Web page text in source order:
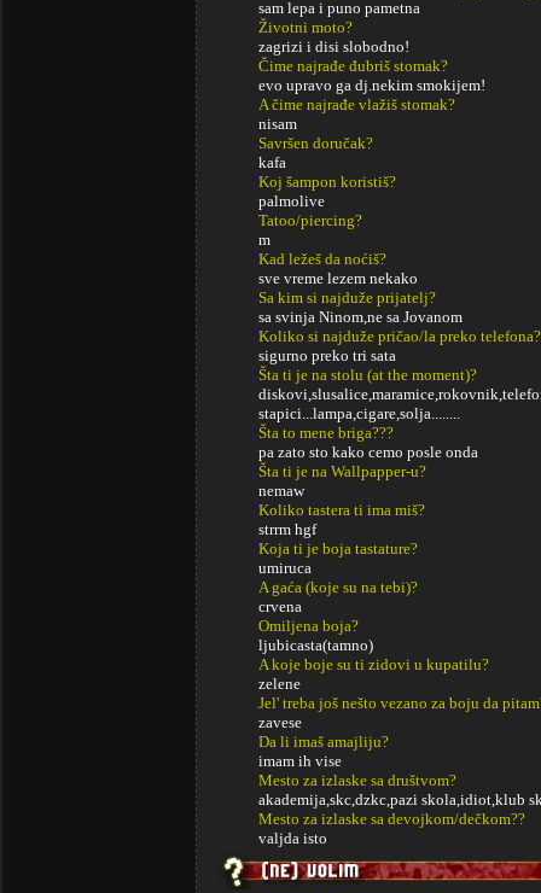
sam lepa i puno pametna
Životni moto?
zagrizi i disi slobodno!
Čime najrađe đubriš stomak?
evo upravo ga dj.nekim smokijem!
A čime najrađe vlažiš stomak?
nisam
Savršen doručak?
kafa
Koj šampon koristiš?
palmolive
Tatoo/piercing?
m
Kad ležeš da noćiš?
sve vreme lezem nekako
Sa kim si najduže prijatelj?
sa svinja Ninom,ne sa Jovanom
Koliko si najduže pričao/la preko telefona?
sigurno preko tri sata
Šta ti je na stolu (at the moment)?
stapici...lampa,cigare,solja........
Šta to mene briga???
pa zato sto kako cemo posle onda
Šta ti je na Wallpapper-u?
nemaw
Koliko tastera ti ima miš?
strrm hgf
Koja ti je boja tastature?
umiruca
A gaća (koje su na tebi)?
crvena
Omiljena boja?
ljubicasta(tamno)
A koje boje su ti zidovi u kupatilu?
zelene
Jel' treba još nešto vezano za boju da
zavese
Da li imaš amajliju?
imam ih vise
Mesto za izlaske sa društvom?
akademija,skc,dzkc,pazi skola,idiot,klub
Mesto za izlaske sa devojkom/dečkom??
valjda isto